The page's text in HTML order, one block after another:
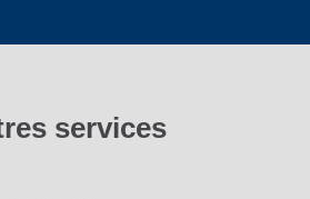
services